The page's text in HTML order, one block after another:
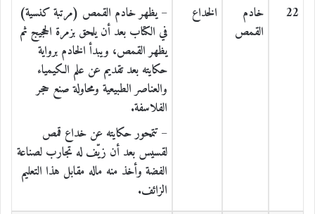
22
خادم
القمص
الخداع
– يظهر خادم القمص (مرتبة كنسية)
في الكتاب بعد أن يلحق بزمرة الحجيج ثم
يظهر القمص، ويبدأ الخادم برواية
حكايته بعد تقديم عن علم الكيمياء
والعناصر الطبيعية ومحاولة صنع حجر
الفلاسفة.
– تتمحور حكايته عن خداع قمص
لقسيس بعد أن زيّف له تجارب لصناعة
الفضة وأخذ منه ماله مقابل هذا التعليم
الزائف.